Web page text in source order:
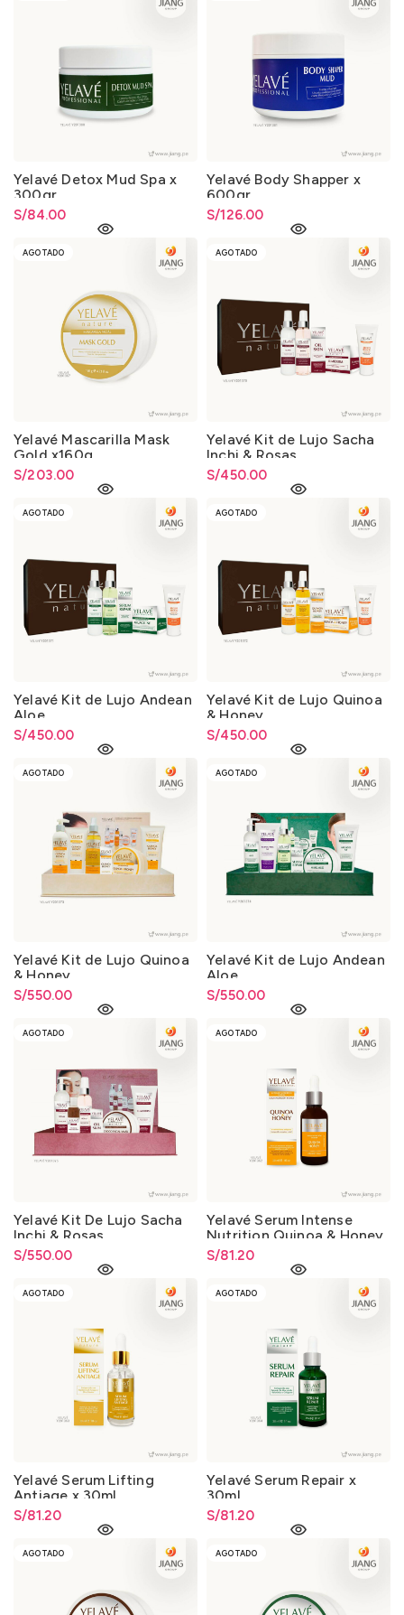
Yelavé Detox Mud Spa x
300gr
S/84.00
Yelavé Body Shapper x
600gr
S/126.00
AGOTADO
Yelavé Mascarilla Mask
Gold x160g
S/203.00
AGOTADO
Yelavé Kit de Lujo Sacha
Inchi & Rosas
S/450.00
AGOTADO
Yelavé Kit de Lujo Andean
Aloe
S/450.00
AGOTADO
Yelavé Kit de Lujo Quinoa
& Honey
S/450.00
AGOTADO
Yelavé Kit de Lujo Quinoa
& Honey
S/550.00
AGOTADO
Yelavé Kit de Lujo Andean
Aloe
S/550.00
AGOTADO
Yelavé Kit De Lujo Sacha
Inchi & Rosas
S/550.00
AGOTADO
Yelavé Serum Intense
Nutrition Quinoa & Honey
x 30ml.
S/81.20
AGOTADO
Yelavé Serum Lifting
Antiage x 30ml.
S/81.20
AGOTADO
Yelavé Serum Repair x
30ml.
S/81.20
AGOTADO AGOTADO